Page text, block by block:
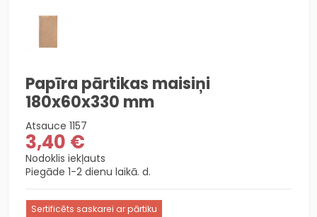
Papīra pārtikas maisiņi
180x60x330 mm
Atsauce 1157
3,40 €
Nodoklis iekļauts
Piegāde 1-2 dienu laikā. d.
Sertificēts saskarei ar pārtiku